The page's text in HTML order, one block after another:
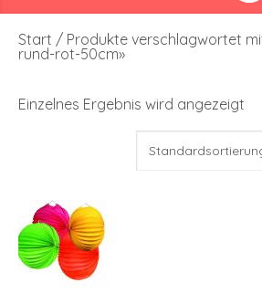
Start / Produkte verschlagwortet
rund-rot-50cm»
Einzelnes Ergebnis wird angezeigt